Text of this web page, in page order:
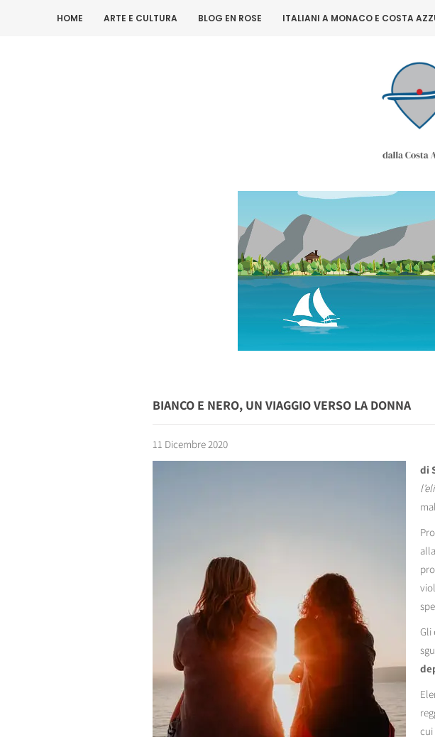
HOME ARTE E CULTURA BLOG EN ROSE ITALIANI A MONACO E COSTA
BIANCO E NERO, UN VIAGGIO VERSO LA DONNA
11 Dicembre 2020
di
Gli
cui